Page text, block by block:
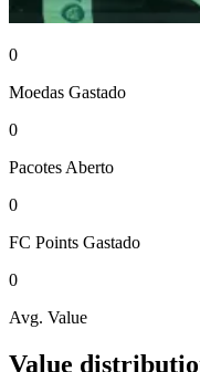
0
Moedas Gastado
0
Pacotes Aberto
0
FC Points Gastado
0
Avg. Value
Value